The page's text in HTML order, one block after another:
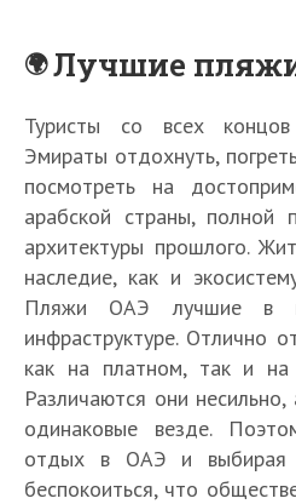
Лучшие
Туристы со всех
Эмираты отдохнуть,
посмотреть на
арабской страны, полной
архитектуры прошлого.
наследие, как и
Пляжи ОАЭ лучшие в
инфраструктуре. Отлично
как на платном, так и
Различаются они
одинаковые везде.
отдых в ОАЭ и выбирая
беспокоиться, что